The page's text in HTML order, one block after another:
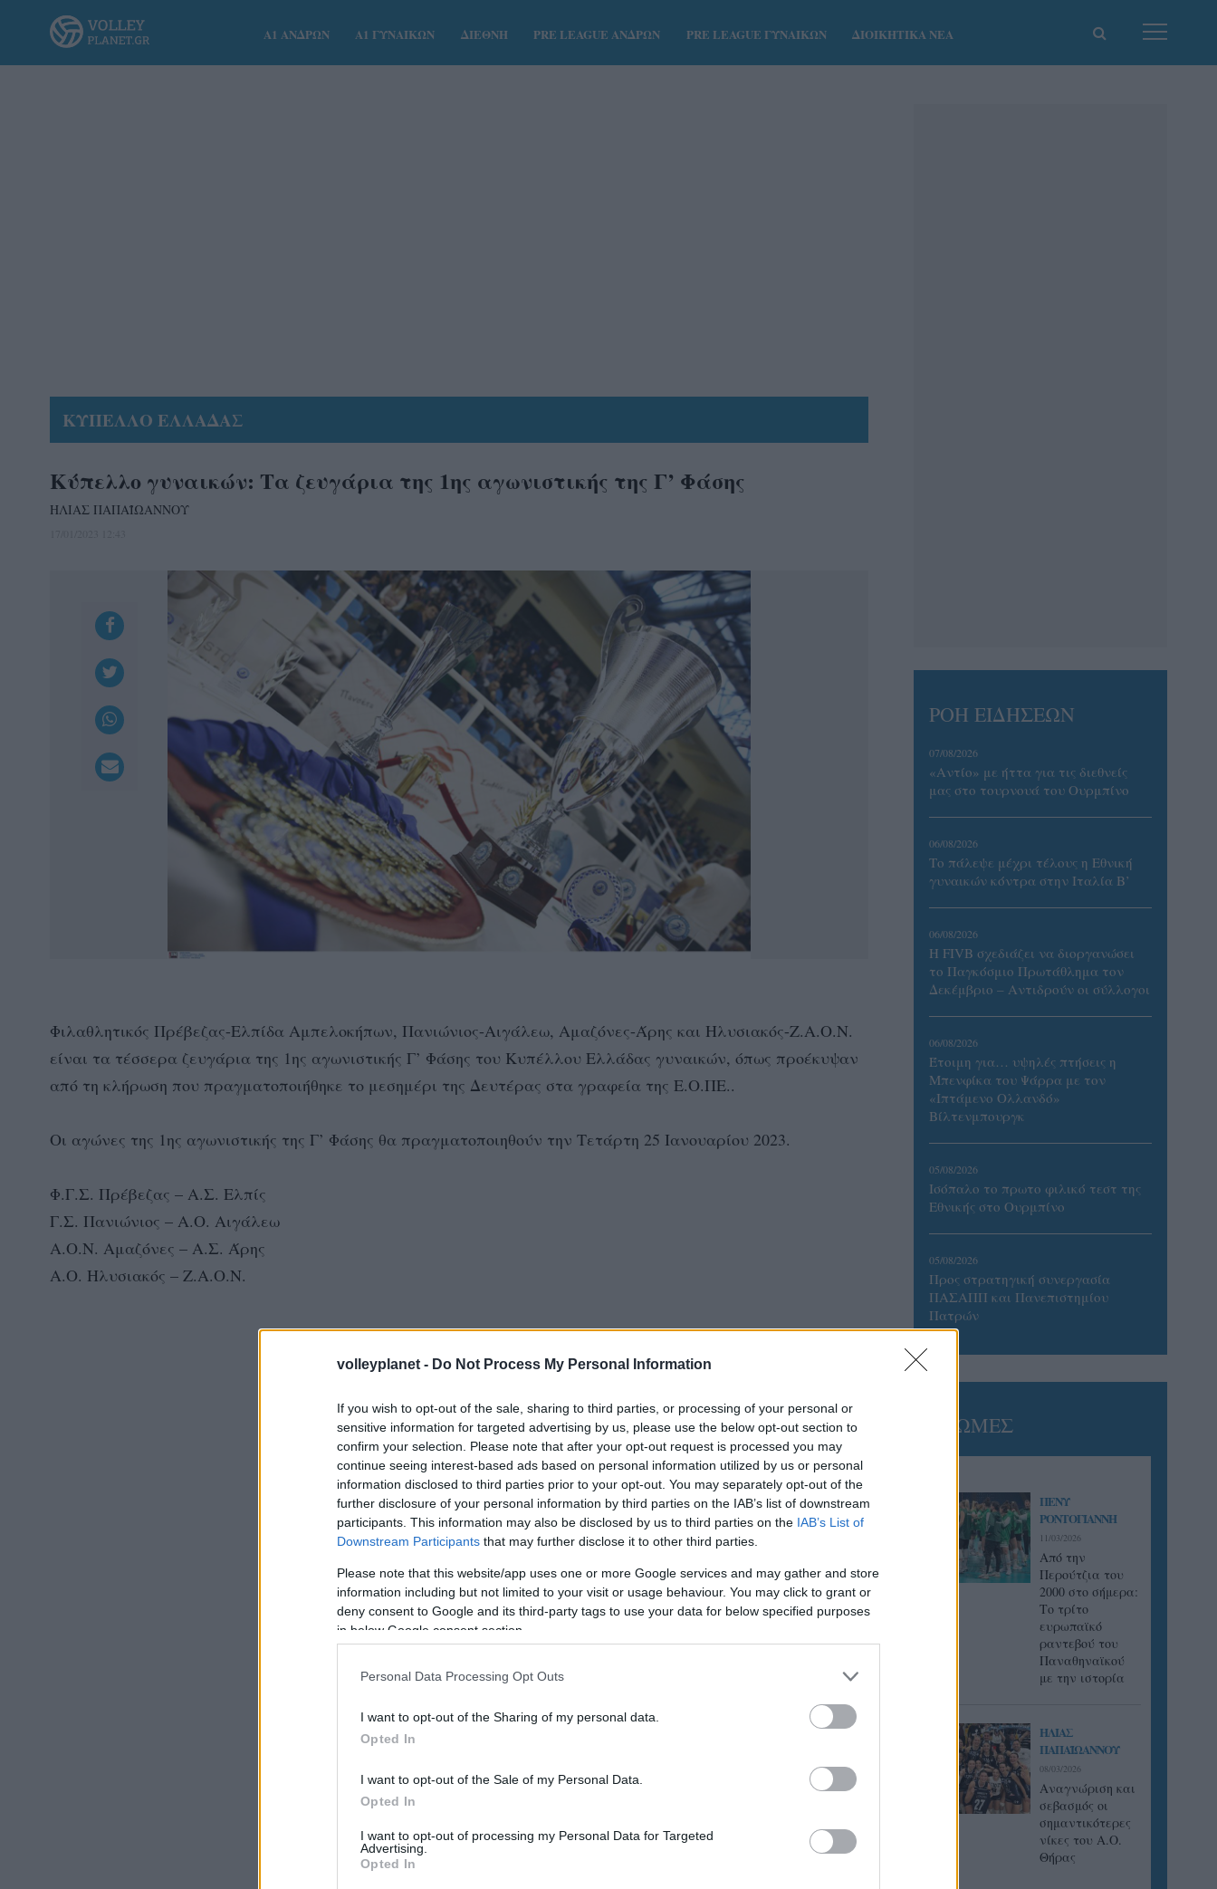
volleyplanet - Do Not Process My Personal Information
If you wish to opt-out of the sale, sharing to third parties, or processing of your personal or
sensitive information for targeted advertising by us, please use the below opt-out section to
confirm your selection. Please note that after your opt-out request is processed you may
continue seeing interest-based ads based on personal information utilized by us or personal
information disclosed to third parties prior to your opt-out. You may separately opt-out of the
further disclosure of your personal information by third parties on the IAB’s list of downstream
participants. This information may also be disclosed by us to third parties on the IAB’s List of
Downstream Participants that may further disclose it to other third parties.
Please note that this website/app uses one or more Google services and may gather and store
information including but not limited to your visit or usage behaviour. You may click to grant or
deny consent to Google and its third-party tags to use your data for below specified purposes
in below Google consent section.
Personal Data Processing Opt Outs
I want to opt-out of the Sharing of my personal data.
Opted In
I want to opt-out of the Sale of my Personal Data.
Opted In
I want to opt-out of processing my Personal Data for Targeted
Advertising.
Opted In
Α1 ΑΝΔΡΩΝ Α1 ΓΥΝΑΙΚΩΝ ΔΙΕΘΝΗ PRE LEAGUE ΑΝΔΡΩΝ PRE LEAGUE ΓΥΝΑΙΚΩΝ ΔΙΟΙΚΗΤΙΚΑ ΝΕΑ
ΚΥΠΕΛΛΟ ΕΛΛΑΔΑΣ
Κύπελλο γυναικών: Τα ζευγάρια της 1ης αγωνιστικής της Γ’ Φάσης
ΗΛΙΑΣ ΠΑΠΑΪΩΑΝΝΟΥ
Φιλαθλητικός Πρέβεζας-Ελπίδα Αμπελοκήπων, Πανιώνιος-Αιγάλεω, Αμαζόνες-Άρης και Ηλυσιακός-Ζ.Α.Ο.Ν.
είναι τα τέσσερα ζευγάρια της 1ης αγωνιστικής Γ’ Φάσης του Κυπέλλου Ελλάδας γυναικών, όπως προέκυψαν
από τη κλήρωση που πραγματοποιήθηκε το μεσημέρι της Δευτέρας στα γραφεία της Ε.Ο.ΠΕ..
Οι αγώνες της 1ης αγωνιστικής της Γ’ Φάσης θα πραγματοποιηθούν την Τετάρτη 25 Ιανουαρίου 2023.
Φ.Γ.Σ. Πρέβεζας – Α.Σ. Ελπίς
Γ.Σ. Πανιώνιος – Α.Ο. Αιγάλεω
Α.Ο.Ν. Αμαζόνες – Α.Σ. Άρης
Α.Ο. Ηλυσιακός – Ζ.Α.Ο.Ν.
ΡΟΗ ΕΙΔΗΣΕΩΝ
07/08/2026
«Αντίο» με ήττα για τις διεθνείς
μας στο τουρνουά του Ουρμπίνο
06/08/2026
Το πάλεψε μέχρι τέλους η Εθνική
γυναικών κόντρα στην Ιταλία Β’
06/08/2026
Η FIVB σχεδιάζει να διοργανώσει
το Παγκόσμιο Πρωτάθλημα τον
Δεκέμβριο – Αντιδρούν οι σύλλογοι
06/08/2026
Έτοιμη για… υψηλές πτήσεις η
Μπενφίκα του Ψάρρα με τον
«Ιπτάμενο Ολλανδό»
Βίλτενμπουργκ
05/08/2026
Ισόπαλο το πρωτο φιλικό τεστ της
Εθνικής στο Ουρμπίνο
05/08/2026
Προς στρατηγική συνεργασία
ΠΑΣΑΠΠ και Πανεπιστημίου
Πατρών
ΓΝΩΜΕΣ
ΠΕΝΥ
ΡΟΝΤΟΓΙΑΝΝΗ
11/03/2026
Από την
Περούτζια του
2000 στο σήμερα:
Tο τρίτο
ευρωπαϊκό
ραντεβού του
Παναθηναϊκού
με την ιστορία
ΗΛΙΑΣ
ΠΑΠΑΪΩΑΝΝΟΥ
08/03/2026
Αναγνώριση και
σεβασμός οι
σημαντικότερες
νίκες του Α.Ο.
Θήρας